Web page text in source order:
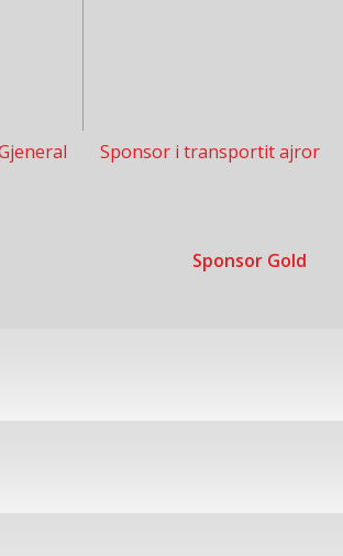
Sponsor i transportit ajror
Sponsor Gold